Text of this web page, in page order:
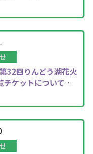
第32回りんどう湖花火
チケットについて更